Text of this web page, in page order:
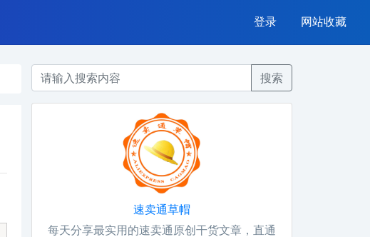
登录 网站收藏
搜索
速卖通草帽
每天分享最实用的速卖通原创干货文章，直通